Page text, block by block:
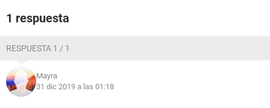
1 respuesta
RESPUESTA 1 / 1
Mayra
31 dic 2019 a las 01:18